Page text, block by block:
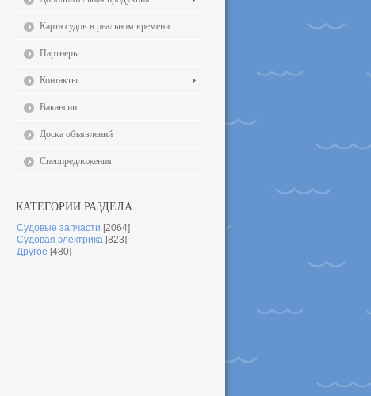
Карта судов в реальном времени
Партнеры
Контакты
Вакансии
Доска объявлений
Спецпредложения
КАТЕГОРИИ РАЗДЕЛА
Судовые запчасти [2064]
Судовая электрика [823]
Другое [480]